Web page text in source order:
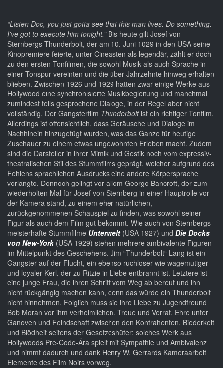
“Listen Doc, you just gotta see that this man lives. Do something.
I've got to execute him tonight.”Bis heute gilt Josef von
Sternbergs Thunderbolt, der am 10. Juni 1029 in den USA seine
Kinopremiere feierte, unter Cineasten als legendär, zählt er doch
zu den ersten Tonfilmen, die sowohl Musik als auch Sprache in
einer Tonspur vereinten und die über Jahrzehnte hinweg erhalten
blieben. Zwischen 1926 und 1929 hatten zwar einige Werke aus
Hollywood eine synchronisierte Musikbegleitung und manchmal
zumindest teils gesprochene Dialoge, in der Regel aber nicht
vollständig. Der Gangsterfilm Thunderboltist ein richtiger Tonfilm.
Allerdings ist offensichtlich, dass Geräusche und Dialoge im
Nachhinein hinzugefügt wurden, was das Ganze für heutige
Zuschauer zu einem etwas ungewohnten Erleben macht. Zudem
sind die Darsteller in ihrer Mimik und Gestik noch vom expressiv-
theatralischen Stil des Stummfilms geprägt, welcher aufgrund des
Fehlens sprachlichen Ausdrucks eine andere Körpersprache
verlangte. Dennoch gelingt vor allem George Bancroft, der zum
wiederholten Mal für Josef von Sternberg in einer Hauptrolle vor
der Kamera stand, zu einem eher natürlichen,
zurückgenommenen Schauspiel zu finden, was sowohl seiner
Figur als auch dem Film gut bekommt. Wie auch von Sternbergs
meisterhafte Stummfilme Unterwelt (USA 1927) und Die Docks
von New-York(USA 1929) stehen mehrere ambivalente Figuren
im Mittelpunkt des Geschehens. Jim “Thunderbolt“ Lang ist ein
Gangster auf der Flucht, ein ebenso ruchloser wie wagemutiger
und loyaler Kerl, der zu Ritzie in Liebe entbrannt ist. Letztere ist
eine junge Frau, die ihren Schritt vom Weg ab bereut und ihn
nicht rückgängig machen kann, denn das würde ein Thunderbolt
nicht hinnehmen. Folglich muss sie ihre Liebe zu Jugendfreund
Bob Moran vor ihm verheimlichen. Treue und Verrat, Ehre unter
Ganoven und Feindschaft zwischen den Kontrahenten, Biederkeit
und Blödheit seitens der Gesetzeshüter: solches Werk aus
Hollywoods Pre-Code-Ära spielt mit Sympathie und Ambivalenz
und nimmt dadurch und dank Henry W. Gerrards Kameraarbeit
Elemente des Film Noirs vorweg.